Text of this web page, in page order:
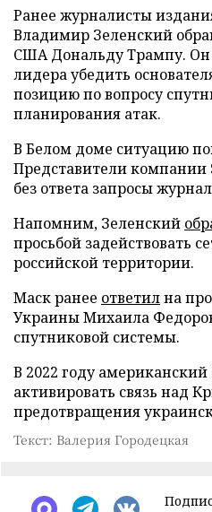
Ранее журналисты
Владимир Зеленский
США Дональду Трампу. Он
лидера убедить
позицию по вопросу
планирования атак.
В Белом доме ситуацию
Представители компании
без ответа запросы
Напомним, Зеленский
просьбой задействовать
российской территории.
Маск ранее ответилна
Украины Михаила
спутниковой системы.
В 2022 году
активировать связь над
предотвращения
Текст: Валерия Городецкая